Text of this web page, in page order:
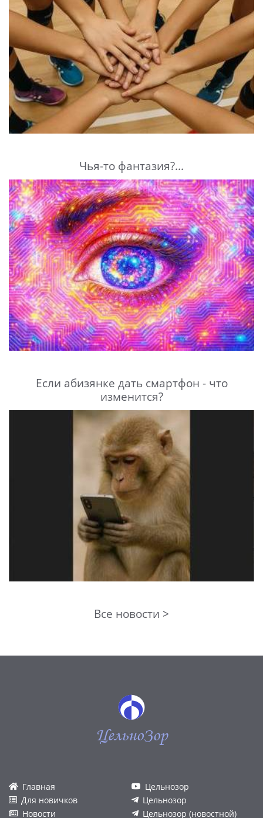
Чья-то фантазия?...
Если абизянке дать смартфон - что
изменится?
Все новости >
ЦельноЗор
Главная
Для новичков
Новости
Цельнозор
Цельнозор
Цельнозор (новостной)